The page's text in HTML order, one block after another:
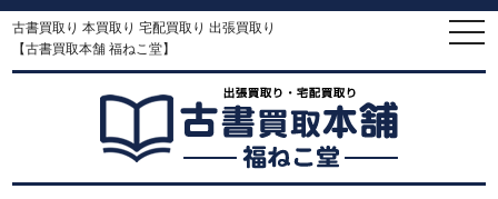
古書買取り 本買取り 宅配買取り 出張買取り
【古書買取本舗 福ねこ堂】